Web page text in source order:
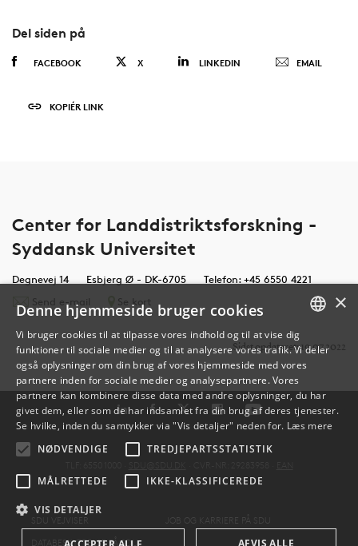
Del siden på
FACEBOOK X LINKEDIN EMAIL
KOPIÉR LINK
Center for Landdistriktsforskning -
Syddansk Universitet
Degnevej 14 Esbjerg Ø - DK-6705
Telefon: +45 6550 4221
Send e-mail
Se kort
Sidst opdateret: 19.07.2022
SDU VEJVISER
JOB OG KARRIERE PÅ SDU
DATABESKYTTELSE PÅ SDU
DANISH
DANISH
×
Denne hjemmeside bruger cookies
Vi bruger cookies til at tilpasse vores indhold og til at vise dig
funktioner til sociale medier og til at analysere vores trafik. Vi deler
også oplysninger om din brug af vores hjemmeside med vores
partnere inden for sociale medier og analysepartnere. Vores
partnere kan kombinere disse data med andre oplysninger, du har
givet dem, eller som de har indsamlet fra din brug af deres tjenester.
Se hvilke, inden du samtykker via "Vis detaljer" neden for. Læs mere
NØDVENDIGE
TREDJEPARTSSTATISTIK
MÅLRETTEDE IKKE-KLASSIFICEREDE
VIS DETALJER
AFVIS ALLE